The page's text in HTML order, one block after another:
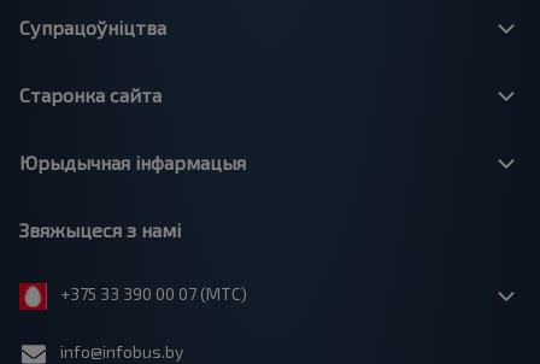
Супрацоўніцтва
Старонка сайта
Юрыдычная інфармацыя
Звяжыцеся з намі
+375 33 390 00 07 (МТС)
info@infobus.by